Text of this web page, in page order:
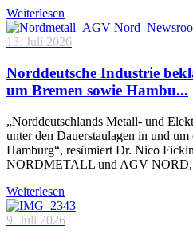
Weiterlesen
13. Juli 2026
Norddeutsche Industrie
um Bremen sowie Hambu...
„Norddeutschlands Metall- und
unter den Dauerstaulagen in und
Hamburg“, resümiert Dr. Nico
NORDMETALL und AGV
Weiterlesen
9. Juli 2026